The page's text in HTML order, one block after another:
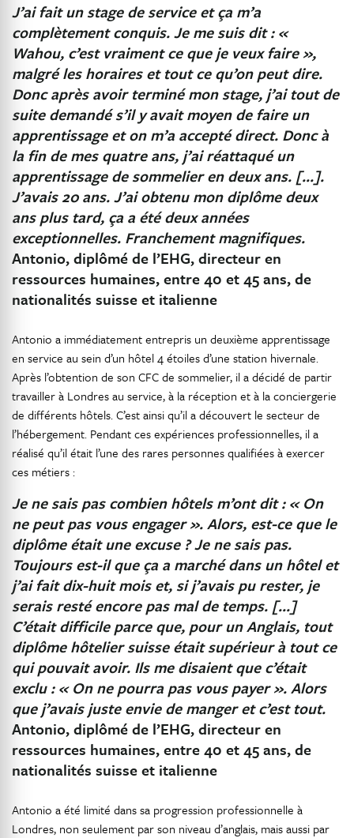
J’ai fait un stage de service et ça m’a
complètement conquis. Je me suis dit : «
Wahou, c’est vraiment ce que je veux faire »,
malgré les horaires et tout ce qu’on peut dire.
Donc après avoir terminé mon stage, j’ai tout de
suite demandé s’il y avait moyen de faire un
apprentissage et on m’a accepté direct. Donc à
la fin de mes quatre ans, j’ai réattaqué un
apprentissage de sommelier en deux ans. […].
J’avais 20 ans. J’ai obtenu mon diplôme deux
ans plus tard, ça a été deux années
exceptionnelles. Franchement magnifiques.
Antonio, diplômé de l’EHG, directeur en
ressources humaines, entre 40 et 45 ans, de
nationalités suisse et italienne
Antonio a immédiatement entrepris un deuxième apprentissage
en service au sein d’un hôtel 4 étoiles d’une station hivernale.
Après l’obtention de son CFC de sommelier, il a décidé de partir
travailler à Londres au service, à la réception et à la conciergerie
de différents hôtels. C’est ainsi qu’il a découvert le secteur de
l’hébergement. Pendant ces expériences professionnelles, il a
réalisé qu’il était l’une des rares personnes qualifiées à exercer
ces métiers :
Je ne sais pas combien hôtels m’ont dit : « On
ne peut pas vous engager ». Alors, est-ce que le
diplôme était une excuse ? Je ne sais pas.
Toujours est-il que ça a marché dans un hôtel et
j’ai fait dix-huit mois et, si j’avais pu rester, je
serais resté encore pas mal de temps. […]
C’était difficile parce que, pour un Anglais, tout
diplôme hôtelier suisse était supérieur à tout ce
qui pouvait avoir. Ils me disaient que c’était
exclu : « On ne pourra pas vous payer ». Alors
que j’avais juste envie de manger et c’est tout.
Antonio, diplômé de l’EHG, directeur en
ressources humaines, entre 40 et 45 ans, de
nationalités suisse et italienne
Antonio a été limité dans sa progression professionnelle à
Londres, non seulement par son niveau d’anglais, mais aussi par